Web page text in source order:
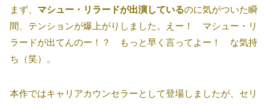
まず、 マシュー・リラードが出演しているのに気がついた瞬
間、テンションが爆上がりしました。えー！ マシュー・リ
ラードが出てんのー！？ もっと早く言ってよー！ な気持
ち（笑）。
本作ではキャリアカウンセラーとして登場しましたが、セリ